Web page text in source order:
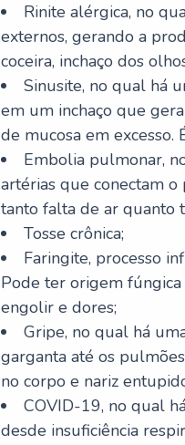
Rinite alérgica, no
externos, gerando a
coceira, inchaço dos
Sinusite, no qual há
em um inchaço que
de mucosa em excesso.
Embolia pulmonar,
artérias que conectam
tanto falta de ar quanto
Tosse crônica;
Faringite, processo
Pode ter origem
engolir e dores;
Gripe, no qual há
garganta até os
no corpo e nariz
COVID-19, no qual
desde insuficiência